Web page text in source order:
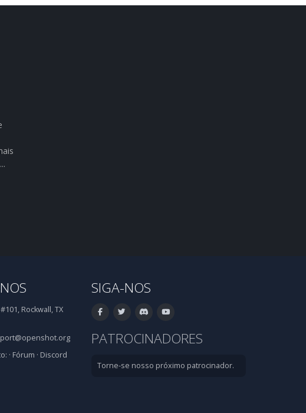
Rockwall, TX
· Fórum · Discord
SIGA-NOS
PATROCINADORES
Torne-se nosso próximo patrocinador.